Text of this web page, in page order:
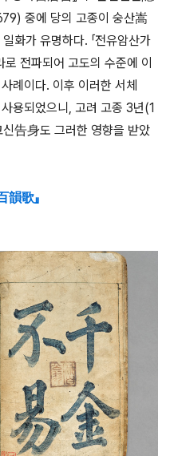
중에 당의 고종이 숭산嵩
화가 유명하다. 「전유암산가
로 전파되어 고도의 수준에 이
례이다. 이후 이러한 서체
용되었으니, 고려 고종 3년(1
告身도 그러한 영향을 받았
韻歌』